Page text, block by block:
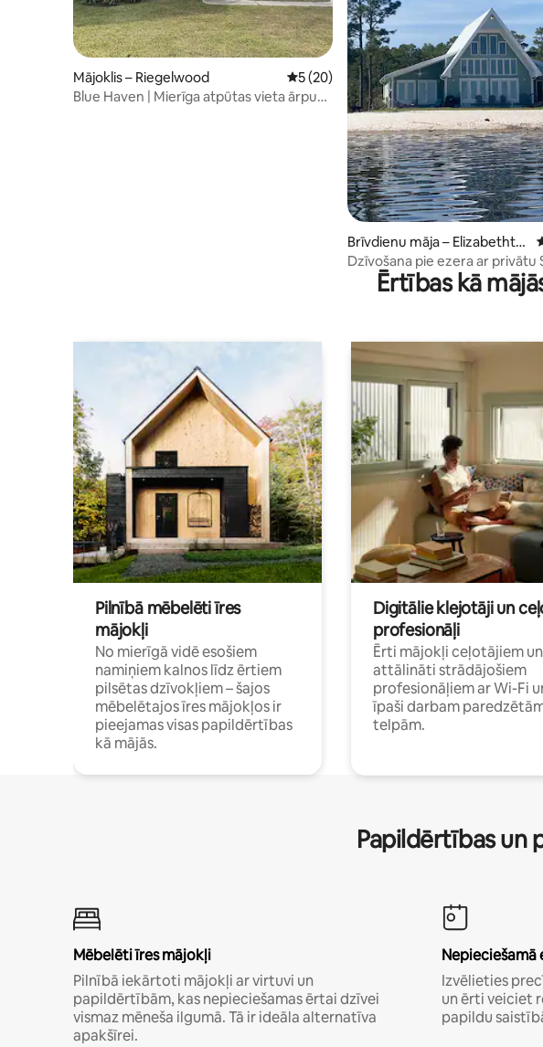
Mājoklis – Riegelwood Vidējais vērtējums: 5 no 5, atsauksmju
5 (20)
Blue Haven | Mierīga atpūtas vieta ārpus
Brīvdienu māja – Elizabethto
wn
Dzīvošana pie ezera ar privātu
pludmali!Ērtības kā
Pilnībā mēbelēti īres
mājokļi
No mierīgā vidē esošiem
namiņiem kalnos līdz ērtiem
pilsētas dzīvokļiem – šajos
mēbelētajos īres mājokļos ir
pieejamas visas papildērtības
kā mājās.
Digitālie klejotāji un
profesionāļi
Ērti mājokļi ceļotājiem un
attālināti strādājošiem
profesionāļiem ar Wi-Fi
īpaši darbam
telpām.
Papildērtības un
Mēbelēti īres mājokļi
Pilnībā iekārtoti mājokļi ar virtuvi un
papildērtībām, kas nepieciešamas ērtai dzīvei
vismaz mēneša ilgumā. Tā ir ideāla alternatīva
apakšīrei.
Nepieciešamā
Izvēlieties
un ērti veiciet
papildu